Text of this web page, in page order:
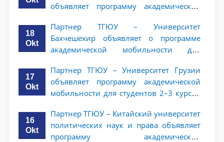
объявляет программу академической
ТГЮУ
18
Okt
Партнер ТГЮУ – Университет
Бахчешехир объявляет о программе
академической мобильности для
17
Okt
Партнер ТГЮУ – Университет Грузии
объявляет программу академической
мобильности для студентов 2–3 курсов
16
Okt
Партнер ТГЮУ – Китайский университет
политических наук и права объявляет
программу академической